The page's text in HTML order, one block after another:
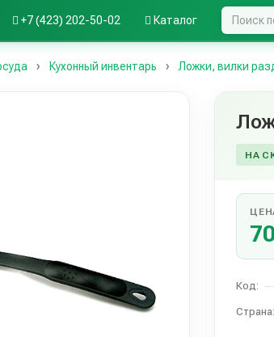
+7 (423) 202-50-02 Каталог
Кухонный инвентарь Ложки, вилки
НА
70
Код:
Страна: